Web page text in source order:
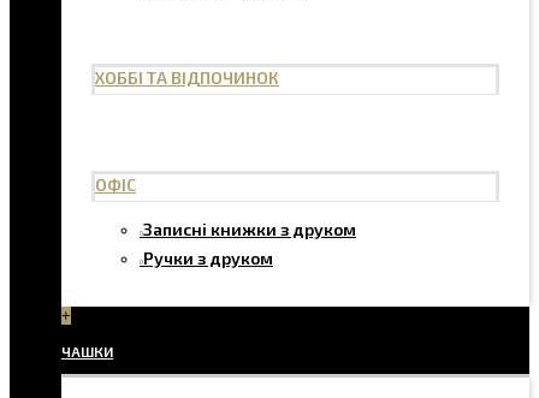
ХОББІ ТА ВІДПОЧИНОК
ОФІС
Записні книжки з друком
Ручки з друком
+
ЧАШКИ